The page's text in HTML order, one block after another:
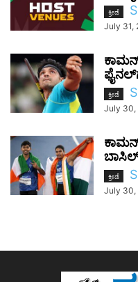
ಕ್ರೀಡೆ
July 31,
ಕ್ರೀಡೆ
July 30,
ಕ್ರೀಡೆ
July 30,